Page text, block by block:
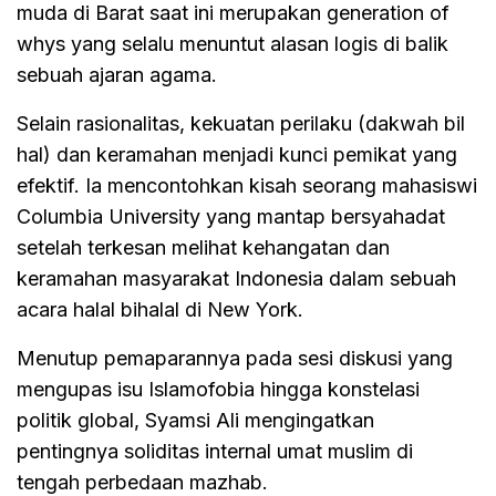
muda di Barat saat ini merupakan generation of
whys yang selalu menuntut alasan logis di balik
sebuah ajaran agama.
Selain rasionalitas, kekuatan perilaku (dakwah bil
hal) dan keramahan menjadi kunci pemikat yang
efektif. Ia mencontohkan kisah seorang mahasiswi
Columbia University yang mantap bersyahadat
setelah terkesan melihat kehangatan dan
keramahan masyarakat Indonesia dalam sebuah
acara halal bihalal di New York.
Menutup pemaparannya pada sesi diskusi yang
mengupas isu Islamofobia hingga konstelasi
politik global, Syamsi Ali mengingatkan
pentingnya soliditas internal umat muslim di
tengah perbedaan mazhab.